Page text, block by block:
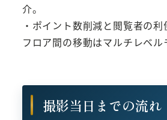
介。
・ポイント数削減と閲覧者の利
フロア間の移動はマルチレベル
撮影当日までの流れ